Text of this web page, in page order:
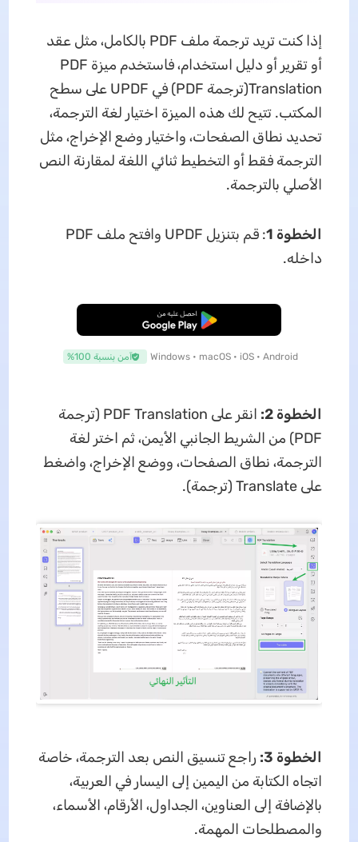
إذا كنت تريد ترجمة ملف PDF بالكامل، مثل عقد
أو تقرير أو دليل استخدام، فاستخدم ميزة PDF
Translation(ترجمة PDF) في UPDF على سطح
المكتب. تتيح لك هذه الميزة اختيار لغة الترجمة،
تحديد نطاق الصفحات، واختيار وضع الإخراج، مثل
الترجمة فقط أو التخطيط ثنائي اللغة لمقارنة النص
الأصلي بالترجمة.
الخطوة 1
: قم بتنزيل UPDF وافتح ملف PDF
داخله.
تنزيل مجاني
Windows • macOS • iOS • Android آمن بنسبة 100%
الخطوة 2:
انقر على PDF Translation (ترجمة
PDF) من الشريط الجانبي الأيمن، ثم اختر لغة
الترجمة، نطاق الصفحات، ووضع الإخراج، واضغط
على Translate (ترجمة).
الخطوة 3:
راجع تنسيق النص بعد الترجمة، خاصة
اتجاه الكتابة من اليمين إلى اليسار في العربية،
بالإضافة إلى العناوين، الجداول، الأرقام، الأسماء،
والمصطلحات المهمة.